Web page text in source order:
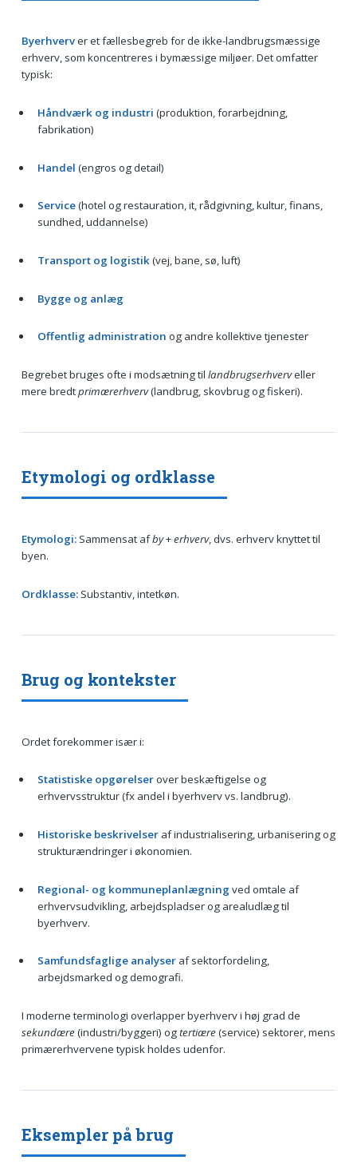
Byerhverver et fællesbegreb for de ikke-landbrugsmæssige
erhverv, som koncentreres i bymæssige miljøer. Det omfatter
typisk:
Håndværk og industri (produktion, forarbejdning,
fabrikation)
Handel (engros og detail)
Service(hotel og restauration, it, rådgivning, kultur, finans,
sundhed, uddannelse)
Transport og logistik(vej, bane, sø, luft)
Bygge og anlæg
Offentlig administration og andre kollektive tjenester
Begrebet bruges ofte i modsætning til landbrugserhverveller
mere bredtprimærerhverv(landbrug, skovbrug og fiskeri).
Etymologi og ordklasse
Etymologi:Sammensat afby+erhverv, dvs. erhverv knyttet til
byen.
Ordklasse:Substantiv, intetkøn.
Brug og kontekster
Ordet forekommer især i:
Statistiske opgørelserover beskæftigelse og
erhvervsstruktur (fx andel i byerhverv vs. landbrug).
Historiske beskrivelseraf industrialisering, urbanisering og
strukturændringer i økonomien.
Regional- og kommuneplanlægning ved omtale af
erhvervsudvikling, arbejdspladser og arealudlæg til
byerhverv.
Samfundsfaglige analyseraf sektorfordeling,
arbejdsmarked og demografi.
I moderne terminologi overlapper byerhverv i høj grad de
sekundære(industri/byggeri) ogtertiære(service) sektorer, mens
primærerhvervene typisk holdes udenfor.
Eksempler på brug